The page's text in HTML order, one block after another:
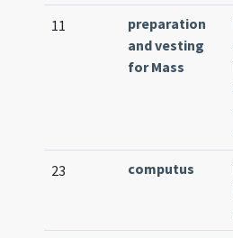
11
preparation
and vesting
for Mass
23 computus